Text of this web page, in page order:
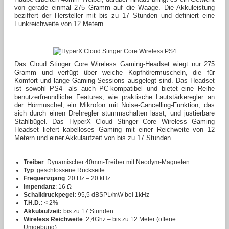
von gerade einmal 275 Gramm auf die Waage. Die Akkuleistung
beziffert der Hersteller mit bis zu 17 Stunden und definiert eine
Funkreichweite von 12 Metern.
Das Cloud Stinger Core Wireless Gaming-Headset wiegt nur 275
Gramm und verfügt über weiche Kopfhörermuscheln, die für
Komfort und lange Gaming-Sessions ausgelegt sind. Das Headset
ist sowohl PS4- als auch PC-kompatibel und bietet eine Reihe
benutzerfreundliche Features, wie praktische Lautstärkeregler an
der Hörmuschel, ein Mikrofon mit Noise-Cancelling-Funktion, das
sich durch einen Drehregler stummschalten lässt, und justierbare
Stahlbügel. Das HyperX Cloud Stinger Core Wireless Gaming
Headset liefert kabelloses Gaming mit einer Reichweite von 12
Metern und einer Akkulaufzeit von bis zu 17 Stunden.
Treiber: Dynamischer 40mm-Treiber mit Neodym-Magneten
Typ: geschlossene Rückseite
Frequenzgang: 20 Hz – 20 kHz
Impendanz: 16 Ω
Schalldruckpegel: 95,5 dBSPL/mW bei 1kHz
T.H.D.: < 2%
Akkulaufzeit: bis zu 17 Stunden
Wireless Reichweite: 2,4Ghz – bis zu 12 Meter (offene
Umgebung)